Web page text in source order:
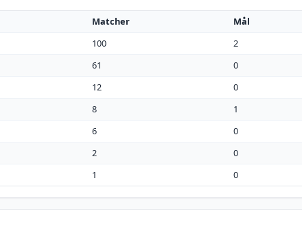
Matcher Mål
100 2
61 0
12 0
8 1
6 0
2 0
1 0